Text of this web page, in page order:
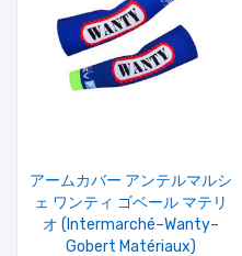
アームカバー アンテルマルシ
ェ ワンティ ゴベール マテリ
オ (Intermarché–Wanty–
Gobert Matériaux)